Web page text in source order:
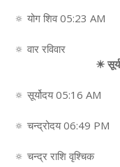
🔅 योग शिव 05:23 AM
🔅 वार रविवार
☀
🔅 सूर्योदय 05:16 AM
🔅 चन्द्रोदय 06:49 PM
🔅 चन्द्र राशि वृश्चिक